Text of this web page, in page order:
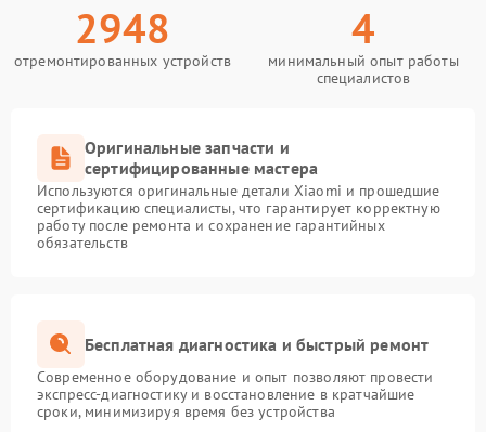
2948
отремонтированных устройств
4
минимальный опыт работы
специалистов
Оригинальные запчасти и
сертифицированные мастера
Используются оригинальные детали Xiaomi и прошедшие
сертификацию специалисты, что гарантирует корректную
работу после ремонта и сохранение гарантийных
обязательств
Бесплатная диагностика и быстрый ремонт
Современное оборудование и опыт позволяют провести
экспресс-диагностику и восстановление в кратчайшие
сроки, минимизируя время без устройства